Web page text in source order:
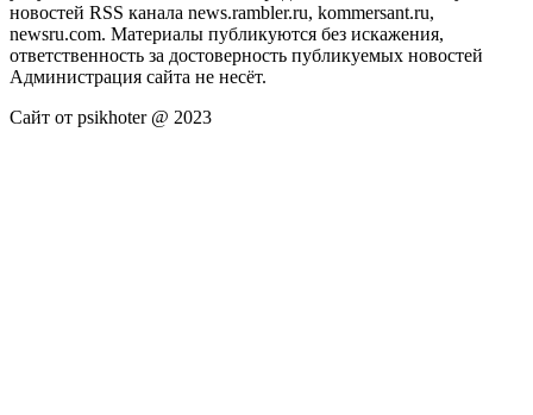
новостей RSS канала news.rambler.ru, kommersant.ru,
newsru.com. Материалы публикуются без искажения,
ответственность за достоверность публикуемых новостей
Администрация сайта не несёт.
Сайт от psikhoter @ 2023